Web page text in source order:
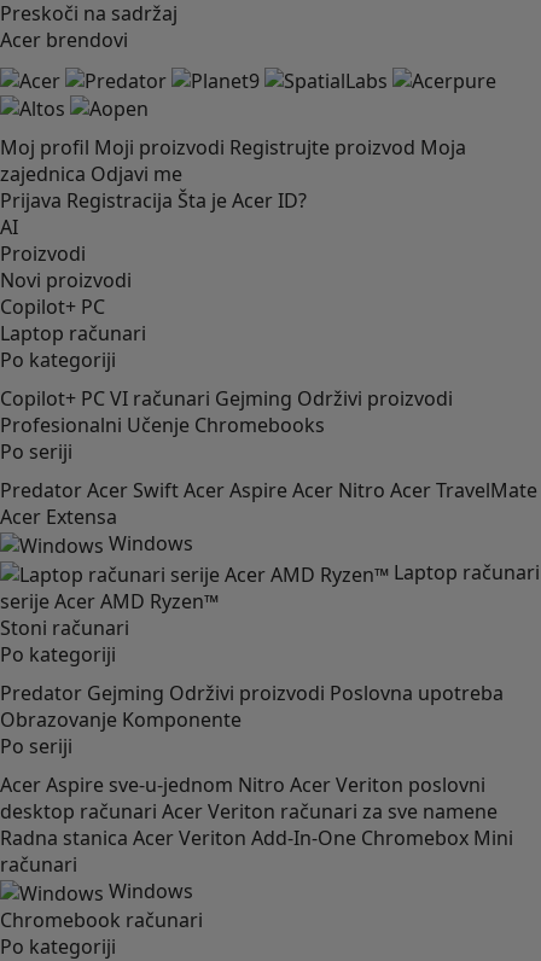
Preskoči na sadržaj
Acer brendovi
Moj profil Moji proizvodi Registrujte proizvod Moja
zajednica Odjavi me
Prijava Registracija Šta je Acer ID?
AI
Proizvodi
Novi proizvodi
Copilot+ PC
Laptop računari
Po kategoriji
Copilot+ PCVI računari Gejming Održivi proizvodi
Profesionalni Učenje Chromebooks
Po seriji
PredatorAcer SwiftAcer Aspire Acer Nitro Acer TravelMate
Acer Extensa
Windows
Laptop računari
serije Acer AMD Ryzen™
Stoni računari
Po kategoriji
Predator Gejming Održivi proizvodi Poslovna upotreba
Obrazovanje Komponente
Po seriji
Acer Aspire sve-u-jednom Nitro Acer Veriton poslovni
desktop računari Acer Veriton računari za sve namene
Radna stanica Acer Veriton Add-In-One Chromebox Mini
računari
Windows
Chromebook računari
Po kategoriji